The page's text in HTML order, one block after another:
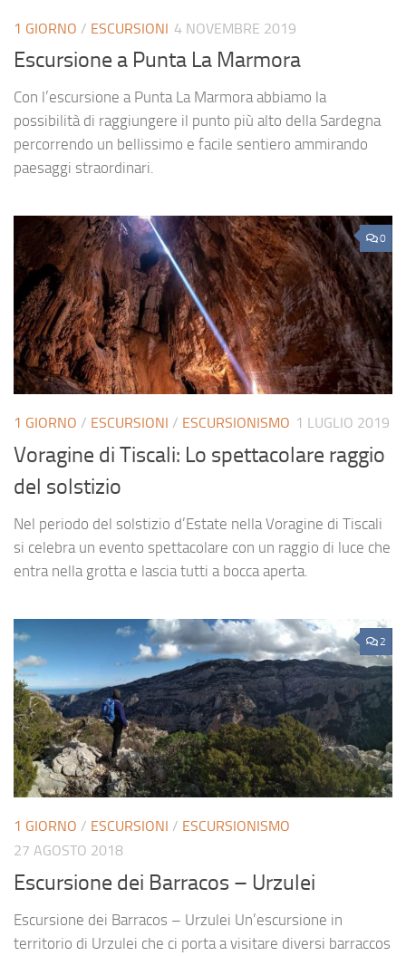
1 GIORNO / ESCURSIONI 4 NOVEMBRE 2019
Escursione a Punta La Marmora
Con l’escursione a Punta La Marmora abbiamo la
possibilità di raggiungere il punto più alto della Sardegna
percorrendo un bellissimo e facile sentiero ammirando
paesaggi straordinari.
0
1 GIORNO / ESCURSIONI / ESCURSIONISMO 1 LUGLIO 2019
Voragine di Tiscali: Lo spettacolare raggio
del solstizio
Nel periodo del solstizio d’Estate nella Voragine di Tiscali
si celebra un evento spettacolare con un raggio di luce che
entra nella grotta e lascia tutti a bocca aperta.
2
1 GIORNO / ESCURSIONI / ESCURSIONISMO
27 AGOSTO 2018
Escursione dei Barracos – Urzulei
Escursione dei Barracos – Urzulei Un’escursione in
territorio di Urzulei che ci porta a visitare diversi barraccos